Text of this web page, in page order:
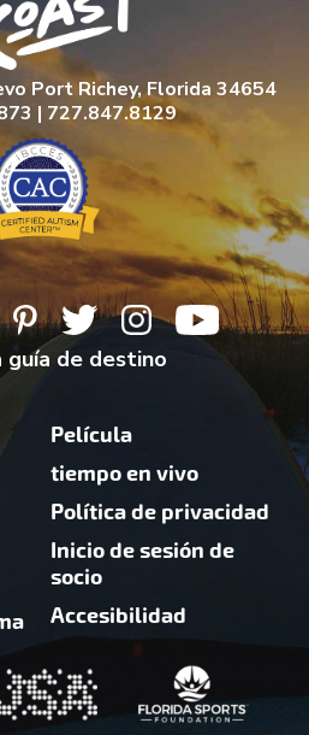
Port Richey, Florida 34654
| 727.847.8129
guía de destino
Película
tiempo en vivo
Política de privacidad
Inicio de sesión de
socio
Accesibilidad